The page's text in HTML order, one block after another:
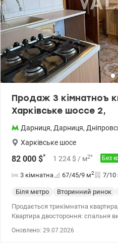
можливість легко дістатися в
дворі. Розглядаємо єВіновлення,
комісії для покупця. Приходьте
квартиру для комфортного життя
(099) 941-82-75 Тетяна valion.ua/
Продаж 3 кімнатноъ
Харківське шоссе 2,
Дарниця, Дарниця,
Харківське шосе
82 000 $* 1 224 $ / м2* Без
3 кімнатна 67/45/9 м2 7/10
Біля метро Вторинний ринок
Продається трикімнатна
Квартира двостороння: спальня
Оновлено: 29.07.2026